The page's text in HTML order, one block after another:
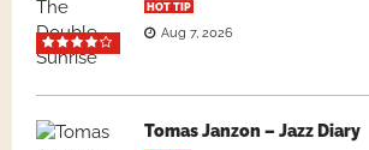
HOT TIP
Aug 7, 2026
Tomas Janzon – Jazz Diary